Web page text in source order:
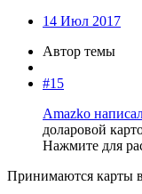
14 Июл 2017
Автор темы
#15
Amazko
доларовой
Нажмите для
Принимаются карты